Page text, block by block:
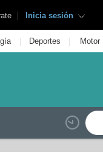
| Inicia sesión
| Deportes | Motor